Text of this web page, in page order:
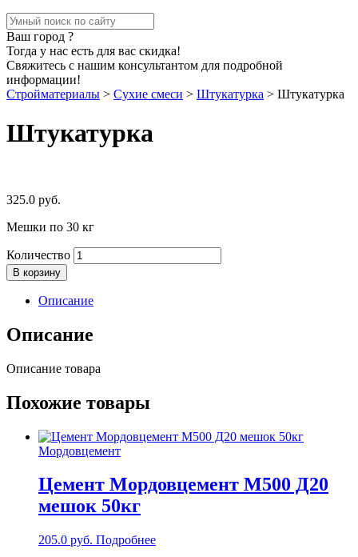
Ваш город ?
Тогда у нас есть для вас скидка!
Свяжитесь с нашим консультантом для подробной
информации!
Стройматериалы > Сухие смеси > Штукатурка > Штукатурка
Штукатурка
325.0 руб.
Мешки по 30 кг
Количество
В корзину
Описание
Описание
Описание товара
Похожие товары
Мордовцемент
Цемент Мордовцемент М500 Д20
мешок 50кг
205.0 руб. Подробнее